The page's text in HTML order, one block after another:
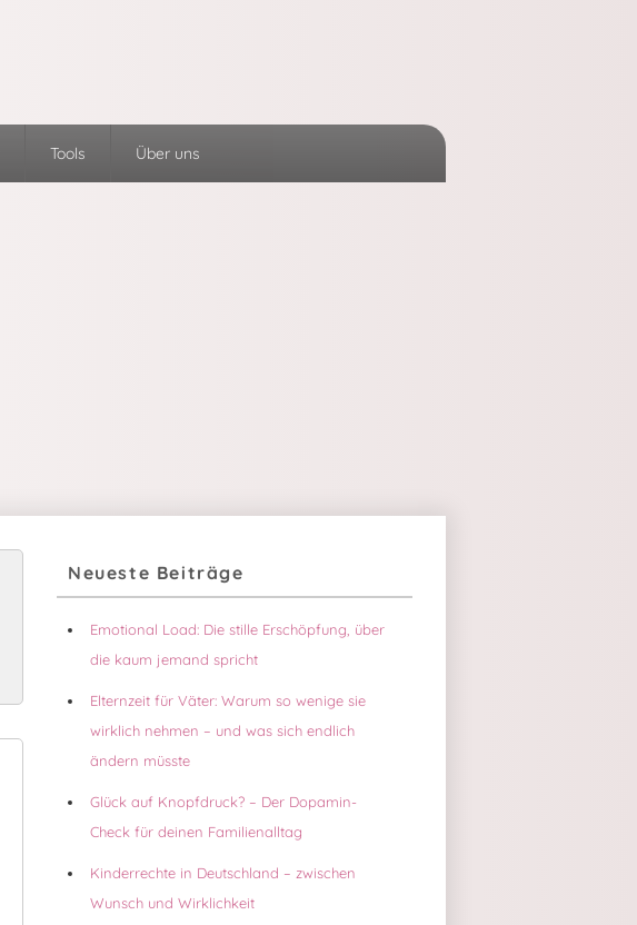
Tools Über uns
Seitenleisten-
Widgetbereich
Neueste Beiträge
Emotional Load: Die stille Erschöpfung, über
die kaum jemand spricht
Elternzeit für Väter: Warum so wenige sie
wirklich nehmen – und was sich endlich
ändern müsste
Glück auf Knopfdruck? – Der Dopamin-
Check für deinen Familienalltag
Kinderrechte in Deutschland – zwischen
Wunsch und Wirklichkeit